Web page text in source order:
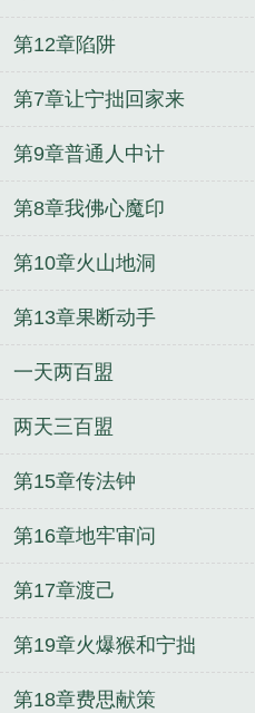
第12章陷阱
第7章让宁拙回家来
第9章普通人中计
第8章我佛心魔印
第10章火山地洞
第13章果断动手
一天两百盟
两天三百盟
第15章传法钟
第16章地牢审问
第17章渡己
第19章火爆猴和宁拙
第18章费思献策